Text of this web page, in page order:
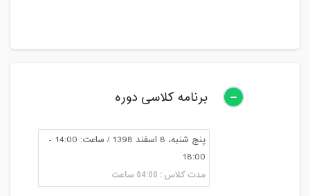
برنامه کلاسی دوره
پنج شنبه، 8 اسفند 1398 / ساعت: 14:00 -
18:00
مدت کلاس : 04:00 ساعت